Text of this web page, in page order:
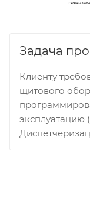
Задача
Клиенту
щитового
эксплуатацию